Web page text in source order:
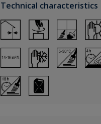
Technical characteristics